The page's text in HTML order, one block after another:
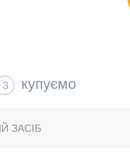
купуємо
3
ЗАСІБ